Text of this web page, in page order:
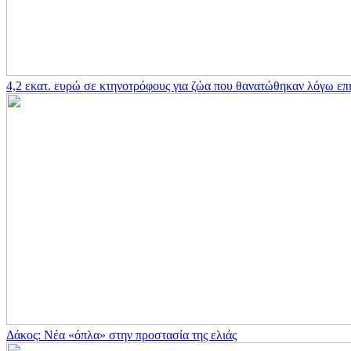
4,2 εκατ. ευρώ σε κτηνοτρόφους για ζώα που θανατώθηκαν λόγω
Δάκος: Νέα «όπλα» στην προστασία της ελιάς